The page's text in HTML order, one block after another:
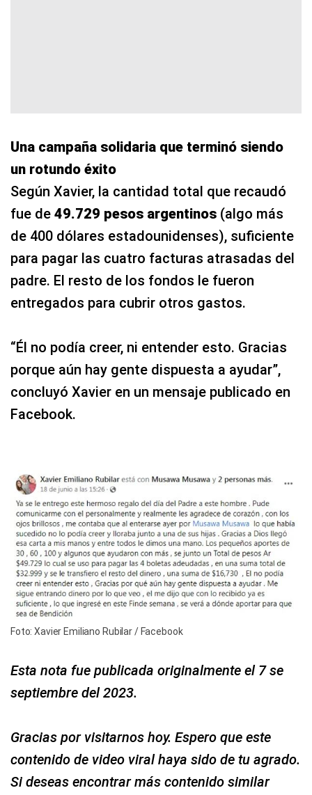
Una campaña solidaria que terminó siendo
un rotundo éxito
Según Xavier, la cantidad total que recaudó
fue de 49.729 pesos argentinos (algo más
de 400 dólares estadounidenses), suficiente
para pagar las cuatro facturas atrasadas del
padre. El resto de los fondos le fueron
entregados para cubrir otros gastos.
“Él no podía creer, ni entender esto. Gracias
porque aún hay gente dispuesta a ayudar”,
concluyó Xavier en un mensaje publicado en
Facebook.
Foto: Xavier Emiliano Rubilar / Facebook
Esta nota fue publicada originalmente el 7 se
septiembre del 2023.
Gracias por visitarnos hoy. Espero que este
contenido de video viral haya sido de tu agrado.
Si deseas encontrar más contenido similar